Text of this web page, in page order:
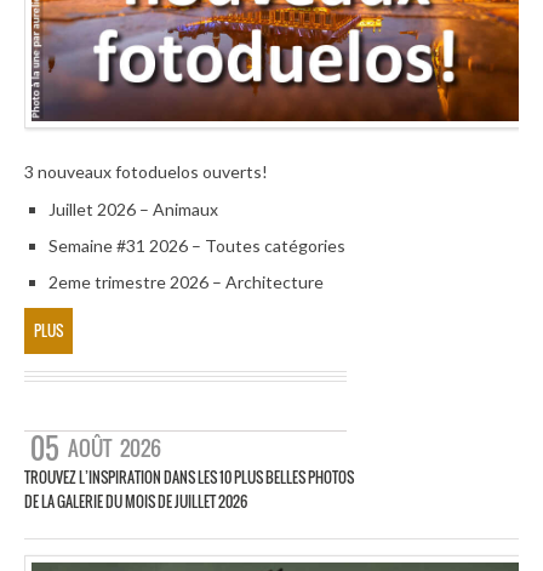
3 nouveaux fotoduelos ouverts!
Juillet 2026 – Animaux
Semaine #31 2026 – Toutes catégories
2eme trimestre 2026 – Architecture
PLUS
05 AOÛT 2026
TROUVEZ L’INSPIRATION DANS LES 10 PLUS BELLES PHOTOS
DE LA GALERIE DU MOIS DE JUILLET 2026